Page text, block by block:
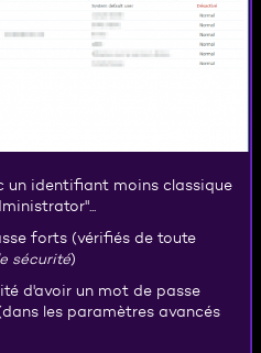
un identifiant moins classique
forts (vérifiés de toute
sécurité)
d'avoir un mot de passe
les paramètres avancés